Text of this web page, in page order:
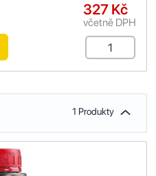
327 Kč
včetně DPH
1 Produkty